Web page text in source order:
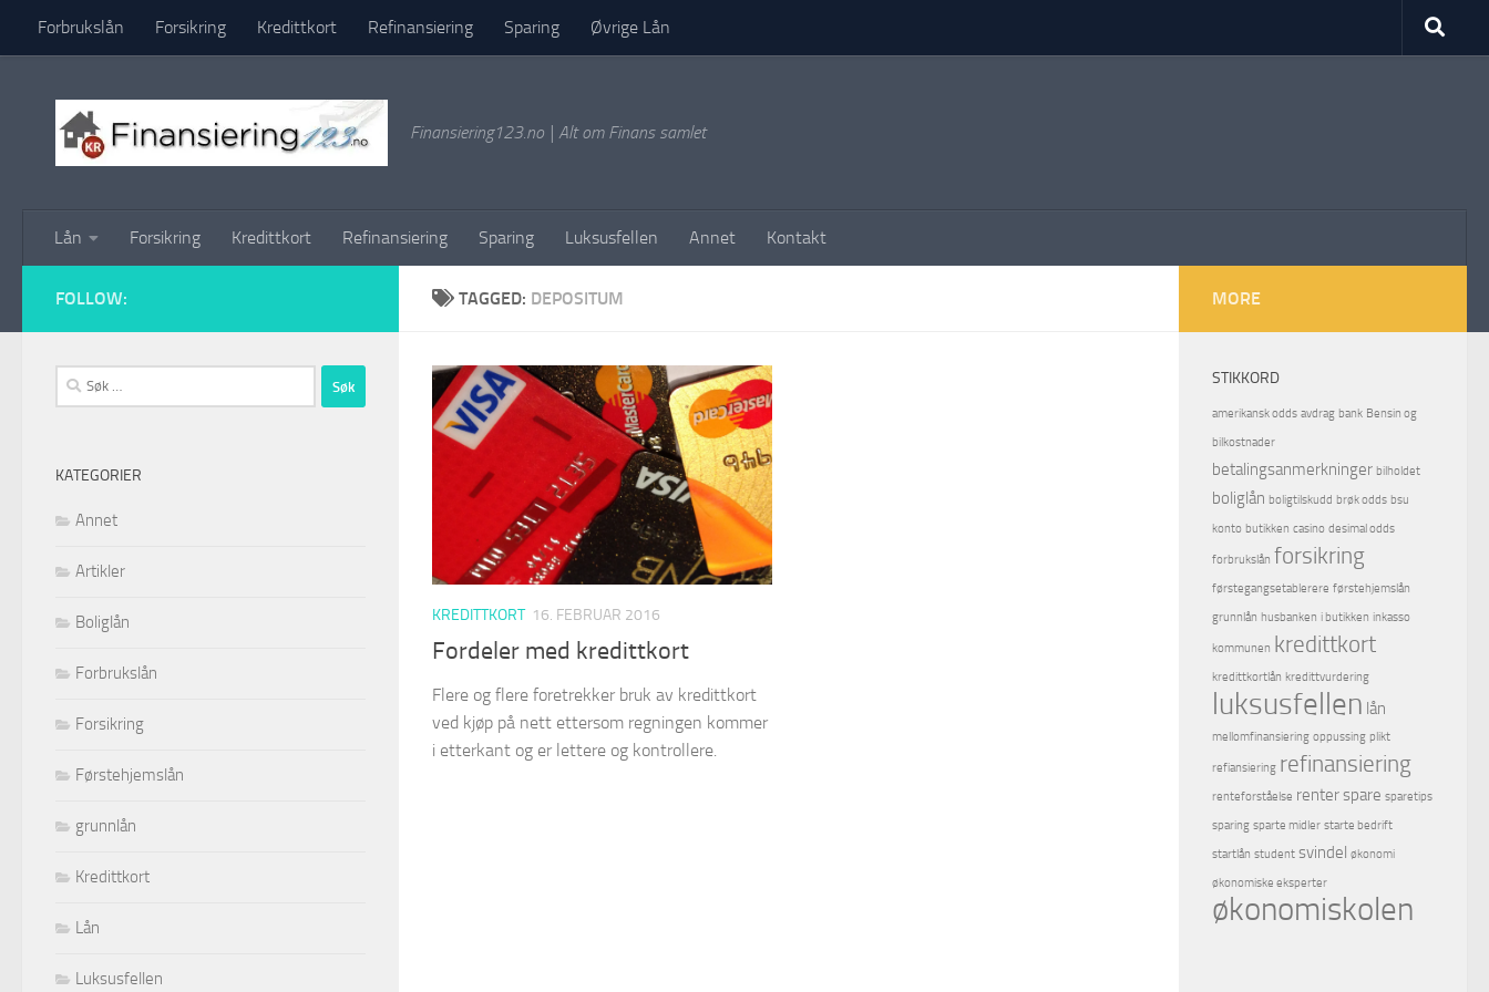
Skip to content
Forbrukslån Forsikring Kredittkort Refinansiering Sparing Øvrige Lån
Finansiering123.no | Alt om Finans samlet
Lån Forsikring Kredittkort Refinansiering Sparing Luksusfellen Annet Kontakt
TAGGED: DEPOSITUM
KREDITTKORT 16. FEBRUAR 2016
Fordeler med kredittkort
Flere og flere foretrekker bruk av kredittkort
ved kjøp på nett ettersom regningen kommer
i etterkant og er lettere og kontrollere.
FOLLOW:
Søk
etter:
KATEGORIER
Annet
Artikler
Boliglån
Forbrukslån
Forsikring
Førstehjemslån
grunnlån
Kredittkort
Lån
Luksusfellen
MORE
STIKKORD
amerikansk odds avdrag bank Bensin og
bilkostnader
betalingsanmerkninger bilholdet
boliglån boligtilskudd brøk odds bsu
konto butikken casino desimal odds
forbrukslån forsikring
førstegangsetablerere førstehjemslån
grunnlån husbanken i butikken inkasso
kommunen kredittkort
kredittkortlån kredittvurdering
luksusfellen lån
mellomfinansiering oppussing plikt
refiansiering refinansiering
renteforståelse renterspare sparetips
sparing sparte midler starte bedrift
startlån student svindel økonomi
økonomiske eksperter
økonomiskolen